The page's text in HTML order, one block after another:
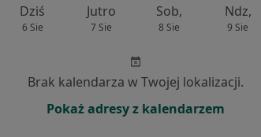
Dziś
6 Sie
Jutro
7 Sie
Sob,
8 Sie
Ndz,
9 Sie
Brak kalendarza w Twojej lokalizacji.
Pokaż adresy z kalendarzem